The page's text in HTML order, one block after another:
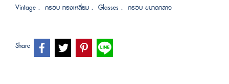
Vintage , กรอบ ทรงเหลี่ยม , Glasses , กรอบ ขนาดกลาง
Share